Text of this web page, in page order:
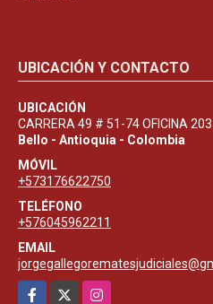
UBICACIÓN Y CONTACTO
UBICACIÓN
CARRERA 49 # 51-74 OFICINA 203
Bello - Antioquia - Colombia
MÓVIL
+573176622750
TELÉFONO
+576045962211
EMAIL
Facebook
Instagram